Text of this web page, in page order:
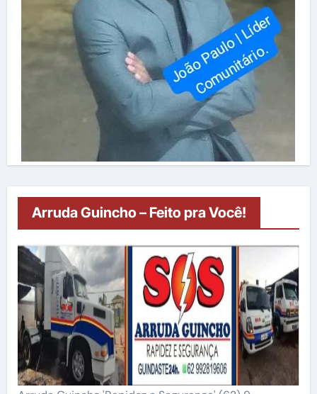
Arruda Guincho – Feito pra Você!